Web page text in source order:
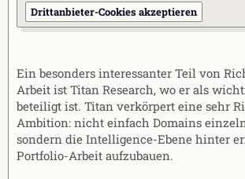
Drittanbieter-Cookies akzeptieren
Ein besonders interessanter Teil von
Arbeit ist Titan Research, wo er als
beteiligt ist. Titan verkörpert eine sehr
Ambition: nicht einfach Domains
sondern die Intelligence-Ebene hinter
Portfolio-Arbeit aufzubauen.